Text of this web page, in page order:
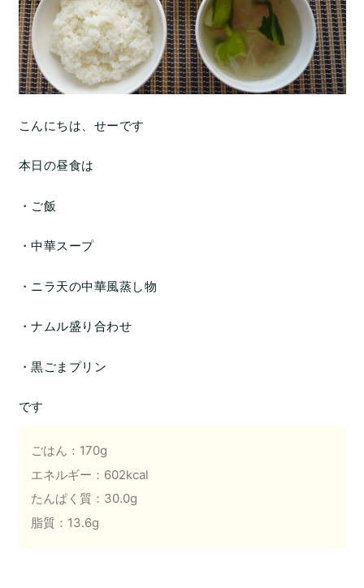
こんにちは、せーです
本日の昼食は
・ご飯
・中華スープ
・ニラ天の中華風蒸し物
・ナムル盛り合わせ
・黒ごまプリン
です
ごはん：170g
エネルギー：602kcal
たんぱく質：30.0g
脂質：13.6g